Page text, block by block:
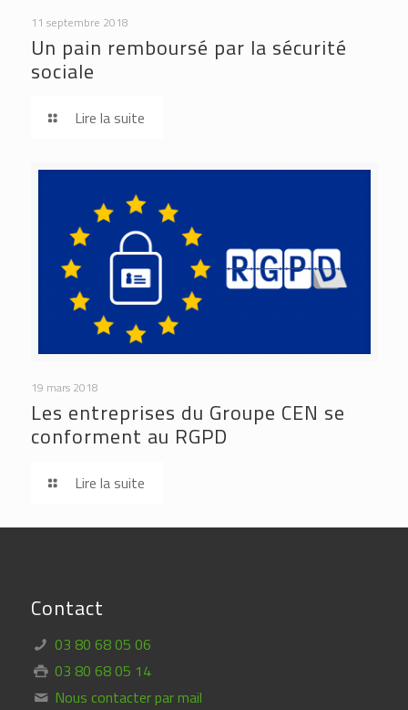
11 septembre 2018
Un pain remboursé par la sécurité
sociale
Lire la suite
19 mars 2018
Les entreprises du Groupe CEN se
conforment au RGPD
Lire la suite
Contact
03 80 68 05 06
03 80 68 05 14
Nous contacter par mail